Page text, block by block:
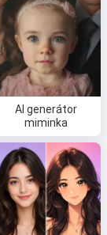
AI generátor
miminka